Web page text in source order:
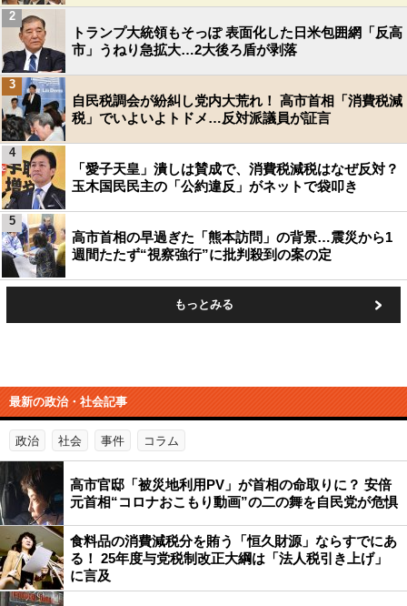
トランプ大統領もそっぽ 表面化した日米包囲網「反高
市」うねり急拡大…2大後ろ盾が剥落
2
自民税調会が紛糾し党内大荒れ！ 高市首相「消費税減
税」でいよいよトドメ…反対派議員が証言
3
「愛子天皇」潰しは賛成で、消費税減税はなぜ反対？
玉木国民民主の「公約違反」がネットで袋叩き
4
高市首相の早過ぎた「熊本訪問」の背景…震災から1
週間たたず“視察強行”に批判殺到の案の定
5
もっとみる
最新の政治・社会記事
政治 社会 事件 コラム
高市官邸「被災地利用PV」が首相の命取りに？ 安倍
元首相“コロナおこもり動画”の二の舞を自民党が危惧
食料品の消費減税分を賄う「恒久財源」ならすでにあ
る！ 25年度与党税制改正大綱は「法人税引き上げ」
に言及